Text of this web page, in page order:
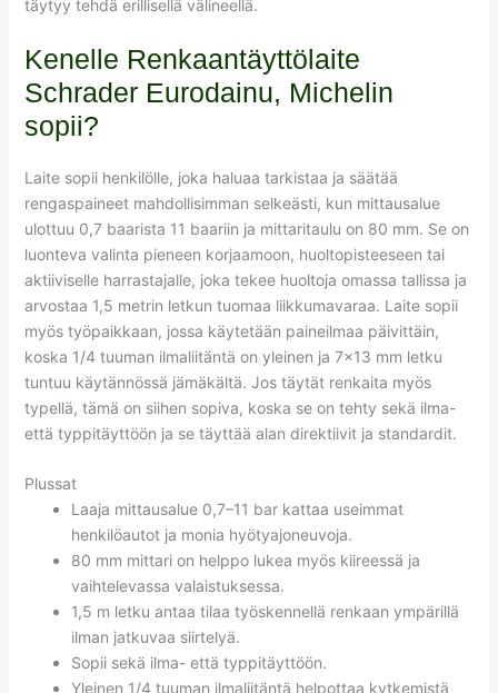
täytyy tehdä erillisellä välineellä.
Kenelle Renkaantäyttölaite
Schrader Eurodainu, Michelin
sopii?
Laite sopii henkilölle, joka haluaa tarkistaa ja säätää
rengaspaineet mahdollisimman selkeästi, kun mittausalue
ulottuu 0,7 baarista 11 baariin ja mittaritaulu on 80 mm. Se on
luonteva valinta pieneen korjaamoon, huoltopisteeseen tai
aktiiviselle harrastajalle, joka tekee huoltoja omassa tallissa ja
arvostaa 1,5 metrin letkun tuomaa liikkumavaraa. Laite sopii
myös työpaikkaan, jossa käytetään paineilmaa päivittäin,
koska 1/4 tuuman ilmaliitäntä on yleinen ja 7×13 mm letku
tuntuu käytännössä jämäkältä. Jos täytät renkaita myös
typellä, tämä on siihen sopiva, koska se on tehty sekä ilma-
että typpitäyttöön ja se täyttää alan direktiivit ja standardit.
Plussat
Laaja mittausalue 0,7–11 bar kattaa useimmat
henkilöautot ja monia hyötyajoneuvoja.
80 mm mittari on helppo lukea myös kiireessä ja
vaihtelevassa valaistuksessa.
1,5 m letku antaa tilaa työskennellä renkaan ympärillä
ilman jatkuvaa siirtelyä.
Sopii sekä ilma- että typpitäyttöön.
Yleinen 1/4 tuuman ilmaliitäntä helpottaa kytkemistä